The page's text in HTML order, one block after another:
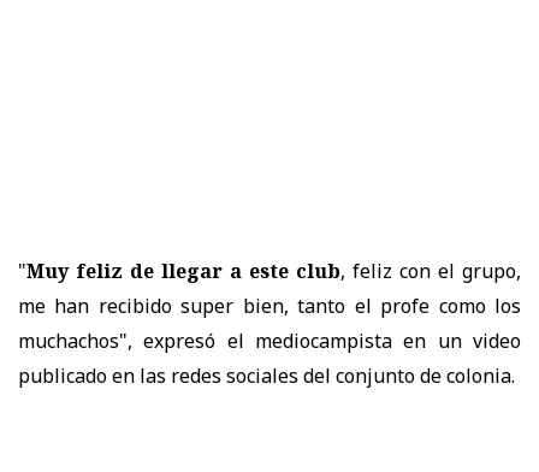
"Muy feliz de llegar a este club, feliz con el grupo,
me han recibido super bien, tanto el profe como los
muchachos", expresó el mediocampista en un video
publicado en las redes sociales del conjunto de colonia.